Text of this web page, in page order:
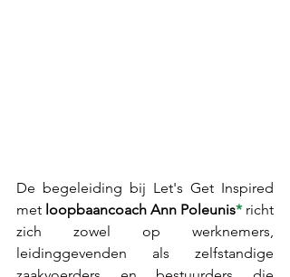
De begeleiding bij Let's Get Inspired
met loopbaancoach Ann Poleunis* richt
zich zowel op werknemers,
leidinggevenden als zelfstandige